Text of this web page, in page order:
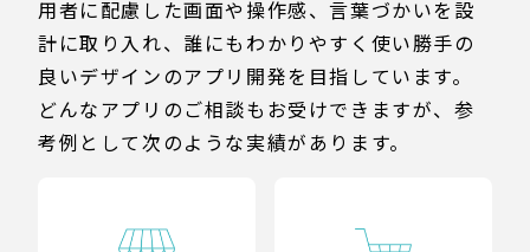
用者に配慮した画面や操作感、言葉づかいを設
計に取り入れ、誰にもわかりやすく使い勝手の
良いデザインのアプリ開発を目指しています。
どんなアプリのご相談もお受けできますが、参
考例として次のような実績があります。